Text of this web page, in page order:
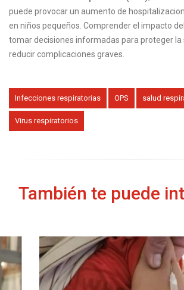
puede provocar un aumento de
en niños pequeños. Comprender el impacto del
tomar decisiones informadas para proteger la
reducir complicaciones graves.
Infecciones respiratorias OPS salud
Virus respiratorios
También te puede